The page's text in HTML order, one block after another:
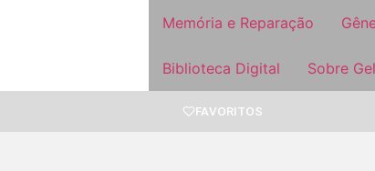
Memória e Reparação
Biblioteca Digital Sobre
FAVORITOS